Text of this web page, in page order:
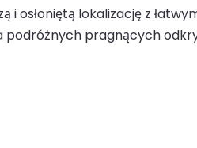
osłoniętą lokalizację z
pragnących